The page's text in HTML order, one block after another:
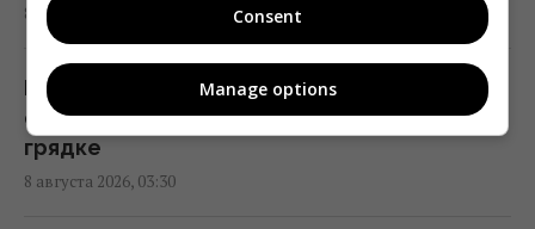
обороне, – Reuters
01:44 суббота, 08 августа 2026
Эксперты назвали 10 фактов о Праге,
которые стоит знать перед поездкой
8 августа 2026, 04:00
Нужно ли обрывать пасынки у кукурузы:
огородница провела эксперимент на
грядке
8 августа 2026, 03:30
Consent
Manage options